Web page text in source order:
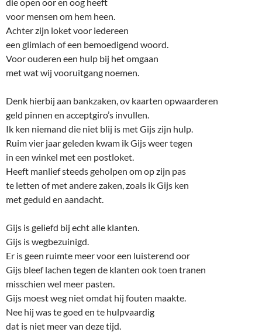
voor mensen om hem heen.
Achter zijn loket voor iedereen
een glimlach of een bemoedigend woord.
Voor ouderen een hulp bij het omgaan
met wat wij vooruitgang noemen.
Denk hierbij aan bankzaken, ov kaarten opwaarderen
geld pinnen en acceptgiro’s invullen.
Ik ken niemand die niet blij is met Gijs zijn hulp.
Ruim vier jaar geleden kwam ik Gijs weer tegen
in een winkel met een postloket.
Heeft manlief steeds geholpen om op zijn pas
te letten of met andere zaken, zoals ik Gijs ken
met geduld en aandacht.
Gijs is geliefd bij echt alle klanten.
Gijs is wegbezuinigd.
Er is geen ruimte meer voor een luisterend oor
Gijs bleef lachen tegen de klanten ook toen tranen
misschien wel meer pasten.
Gijs moest weg niet omdat hij fouten maakte.
Nee hij was te goed en te hulpvaardig
dat is niet meer van deze tijd.